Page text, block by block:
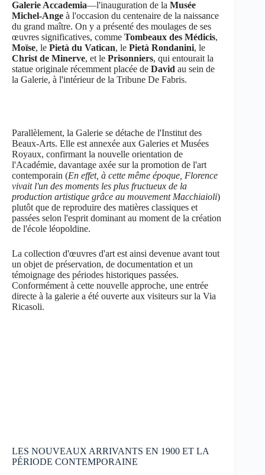
Galerie Accademia—l'inauguration de la Musée
Michel-Ange à l'occasion du centenaire de la naissance
du grand maître. On y a présenté des moulages de ses
œuvres significatives, comme Tombeaux des Médicis,
Moïse, le Pietà du Vatican, le Pietà Rondanini, le
Christ de Minerve, et le Prisonniers, qui entourait la
statue originale récemment placée de David au sein de
la Galerie, à l'intérieur de la Tribune De Fabris.
Parallèlement, la Galerie se détache de l'Institut des
Beaux-Arts. Elle est annexée aux Galeries et Musées
Royaux, confirmant la nouvelle orientation de
l'Académie, davantage axée sur la promotion de l'art
contemporain (En effet, à cette même époque, Florence
vivait l'un des moments les plus fructueux de la
production artistique grâce au mouvement Macchiaioli)
plutôt que de reproduire des matières classiques et
passées selon l'esprit dominant au moment de la création
de l'école léopoldine.
La collection d'œuvres d'art est ainsi devenue avant tout
un objet de préservation, de documentation et un
témoignage des périodes historiques passées.
Conformément à cette nouvelle approche, une entrée
directe à la galerie a été ouverte aux visiteurs sur la Via
Ricasoli.
LES NOUVEAUX ARRIVANTS EN 1900 ET LA
PÉRIODE CONTEMPORAINE